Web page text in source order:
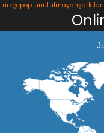
türkçepop unutulmayanşarkılar